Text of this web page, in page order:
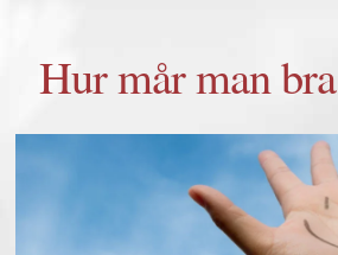
TÄNKA POSITIVT
Hur mår man bra